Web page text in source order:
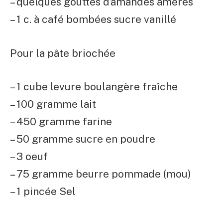
– 1 c. à café bombées sucre vanillé
Pour la pâte briochée
– 1 cube levure boulangère fraîche
– 100 gramme lait
– 450 gramme farine
– 50 gramme sucre en poudre
– 3 oeuf
– 75 gramme beurre pommade (mou)
– 1 pincée Sel